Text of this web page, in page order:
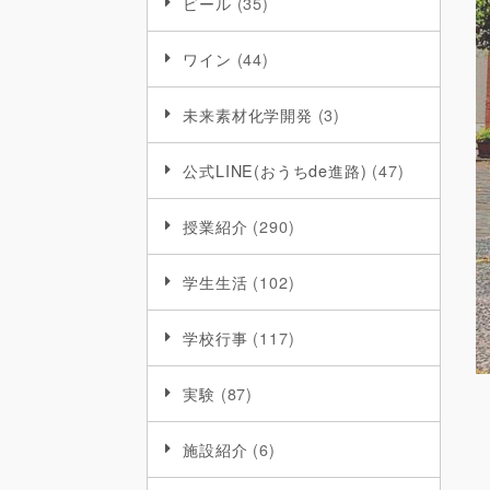
ワイン (44)
未来素材化学開発 (3)
公式LINE(おうちde進路) (47)
授業紹介 (290)
学生生活 (102)
学校行事 (117)
実験 (87)
施設紹介 (6)